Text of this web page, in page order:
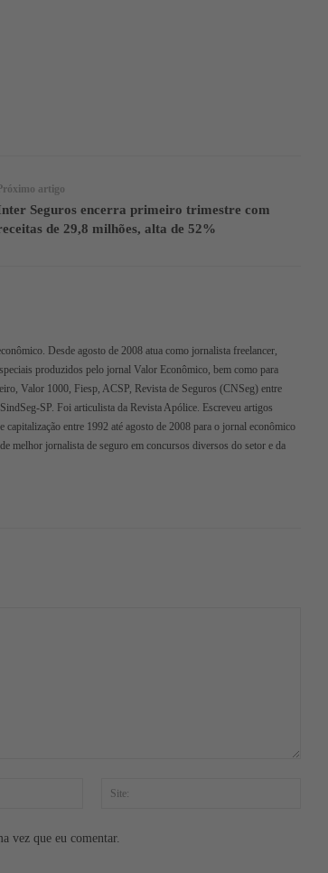
Próximo artigo
Seguros encerra primeiro trimestre com
de 29,8 milhões, alta de 52%
Desde agosto de 2008 atua como jornalista freelancer,
produzidos pelo jornal Valor Econômico, bem como para
Valor 1000, Fiesp, ACSP, Revista de Seguros (CNSeg) entre
SP. Foi articulista da Revista Apólice. Escreveu artigos
capitalização entre 1992 até agosto de 2008 para o jornal econômico
melhor jornalista de seguro em concursos diversos do setor e da
vez que eu comentar.